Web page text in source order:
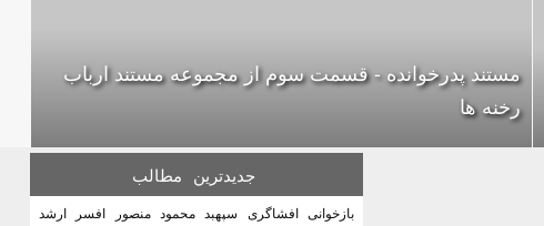
مستند پدرخوانده - قسمت سوم از مجموعه مستند ارباب
رخنه ها
جدیدترین مطالب
بازخوانی افشاگری سپهبد محمود منصور افسر ارشد